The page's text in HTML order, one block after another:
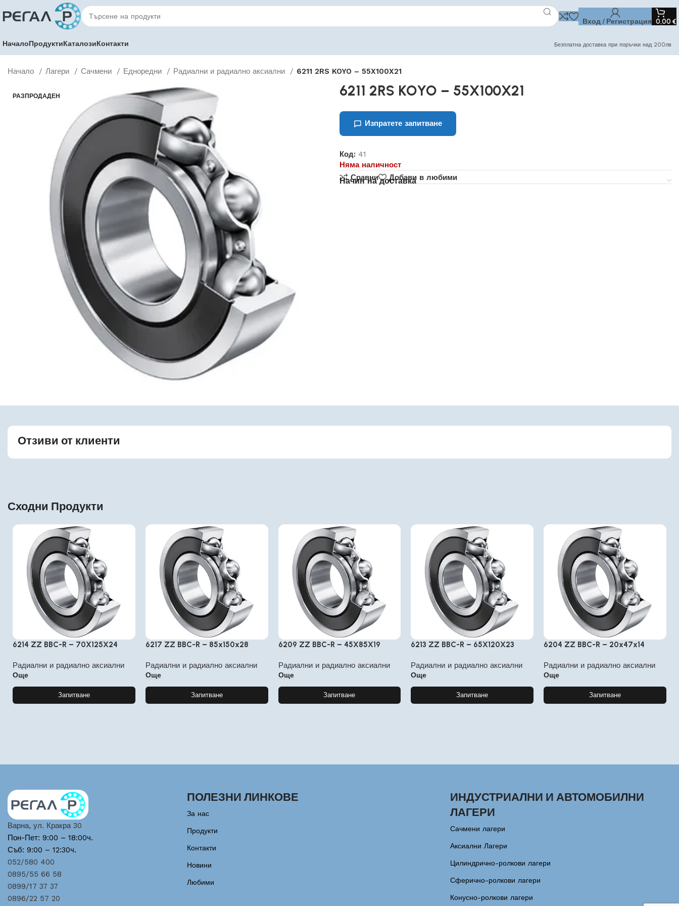
Вход / Регистрация 0,00 €
НачалоПродуктиКаталозиКонтакти Безплатна доставка при поръчки над 200лв
Начало Лагери Сачмени Едноредни Радиални и радиално аксиални 6211 2RS KOYO – 55X100X21
РАЗПРОДАДЕН 6211 2RS KOYO – 55X100X21
Изпратете запитване
Код: 41
Няма наличност
Сравни
Добави в любими
Начин на доставка
Отзиви от клиенти
Сходни Продукти
6214 ZZ BBC-R – 70X125X24
Радиални и радиално аксиални
Още
Запитване
6217 ZZ BBC-R – 85x150x28
Радиални и радиално аксиални
Още
Запитване
6209 ZZ BBC-R – 45X85X19
Радиални и радиално аксиални
Още
Запитване
6213 ZZ BBC-R – 65X120X23
Радиални и радиално аксиални
Още
Запитване
6204 ZZ BBC-R – 20x47x14
Радиални и радиално аксиални
Още
Запитване
Варна, ул. Кракра 30
Пон-Пет: 9:00 – 18:00ч.
Съб: 9:00 – 12:30ч.
052/580 400
0895/55 66 58
0899/17 37 37
0896/22 57 20
ПОЛЕЗНИ ЛИНКОВЕ
За нас
Продукти
Контакти
Новини
Любими
ИНДУСТРИАЛНИ И АВТОМОБИЛНИ
ЛАГЕРИ
Сачмени лагери
Аксиални Лагери
Цилиндрично-ролкови лагери
Сферично-ролкови лагери
Конусно-ролкови лагери